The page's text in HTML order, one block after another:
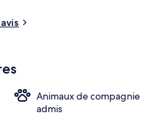
Les transports publics se situent
de tram Giovanni da Cermenate
à 12 min.
Animaux de compagnie
admis